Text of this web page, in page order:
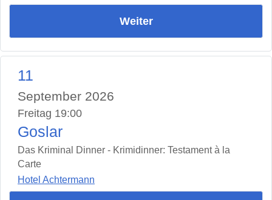
Weiter
11
September 2026
Freitag 19:00
Goslar
Das Kriminal Dinner - Krimidinner: Testament à la
Carte
Hotel Achtermann